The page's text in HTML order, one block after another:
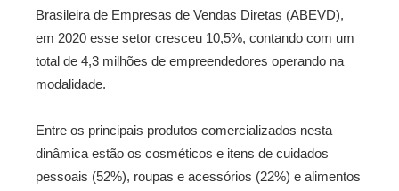
Brasileira de Empresas de Vendas Diretas (ABEVD),
em 2020 esse setor cresceu 10,5%, contando com um
total de 4,3 milhões de empreendedores operando na
modalidade.
Entre os principais produtos comercializados nesta
dinâmica estão os cosméticos e itens de cuidados
pessoais (52%), roupas e acessórios (22%) e alimentos